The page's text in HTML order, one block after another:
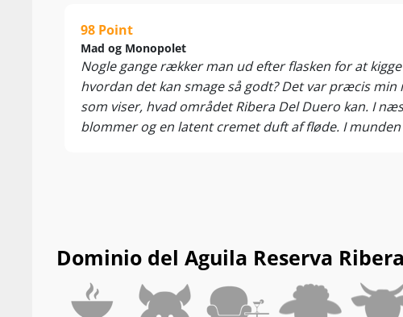
98 Point
Mad og Monopolet
Nogle gange rækker man ud efter flasken for at
hvordan det kan smage så godt? Det var præcis
som viser, hvad området Ribera Del Duero kan. I
blommer og en latent cremet duft af fløde. I
Dominio del Aguila Reserva